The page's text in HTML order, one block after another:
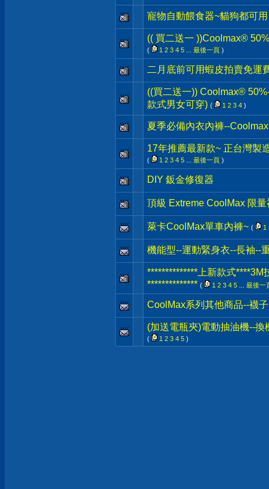
寵物自動餵食器~貓狗都可用
(( 買二送一 ))Coolmax®
( 1 2 3 4 5 最後一頁 )
二月底前可用蝦皮拍賣免運
((買二送一)) Coolmax®
款式男女可穿) ( 1 2 3 4 )
夏季必備內衣內褲--
17年推薦最新款~ 正台灣製
( 1 2 3 4 5 最後一頁 )
DIY 鈑金修復器
頂級 Extreme CoolMax 限量
萊卡CoolMax單車內褲~ ( 1
機能型--運動緊身衣--長袖--
**************上新款式
************** ( 1 2 3 4 5 最後一
CoolMax系列其他商品--襪
(加送電瓶夾)電動抽油機--
( 1 2 3 4 5 )